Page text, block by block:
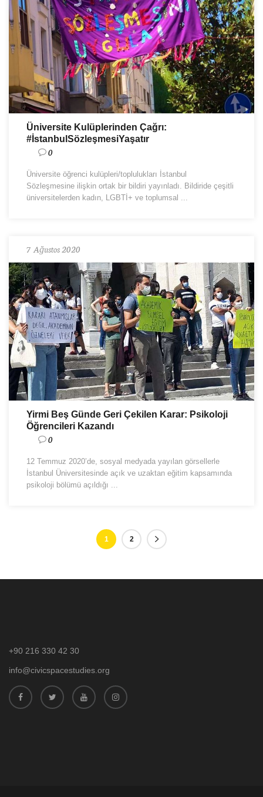
Üniversite Kulüplerinden Çağrı:
#İstanbulSözleşmesiYaşatır
0
Üniversite öğrenci kulüpleri/toplulukları İstanbul
Sözleşmesine ilişkin ortak bir bildiri yayınladı. Bildiride çeşitli
üniversitelerden kadın, LGBTİ+ ve toplumsal ...
7 Ağustos 2020
Yirmi Beş Günde Geri Çekilen Karar: Psikoloji
Öğrencileri Kazandı
0
12 Temmuz 2020’de, sosyal medyada yayılan görsellerle
İstanbul Üniversitesinde açık ve uzaktan eğitim kapsamında
psikoloji bölümü açıldığı ...
1 2
+90 216 330 42 30
info@civicspacestudies.org